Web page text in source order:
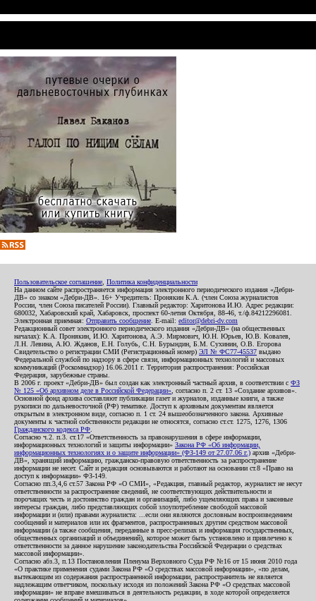
Пользовательское соглашение Политика конфиденциальности
На данном сайте распространяется информация электронного периодического издания «Дебри-
ДВ» со знаком «Дебри-ДВ». 16+ Учредитель: Пронякин К.А. (член Союза журналистов
России, член Союза писателей России). Главный редактор: Харитонова И.Ю. Адрес редакции:
680032, Хабаровский край, Хабаровск, проспект 60-летия Октября, 88-46, т./ф.84212296081.
Электронная приемная: Отправить сообщение . E-mail: editor@debri-dv.com
Редакционный совет электронного периодического издания «Дебри-ДВ» (на общественных
началах): К.А. Пронякин, И.Ю. Харитонова, А.Э. Мирмович, Ю.Н. Юрьев, Ю.В. Ковалев,
Л.Н. Левина, А.Ю. Жданов, Е.Н. Голубь, С.Н. Бурындин, Б.М. Сухинин, О.В. Егорова
Свидетельство о регистрации СМИ (Регистрационный номер) ЭЛ № ФС77-45537 выдано
Федеральной службой по надзору в сфере связи, информационных технологий и массовых
коммуникаций (Роскомнадзор) 16.06.2011 г. Территория распространения: Российская
Федерация, зарубежные страны.
В 2006 г. проект «Дебри-ДВ» был создан как электронный частный архив, в соответствии с ФЗ
№ 125 «Об архивном деле в Российской Федерации» , согласно п. 2 ст. 13 «Создание архивов».
Основной фонд архива составляют публикации газет и журналов, изданные книги, а также
рукописи по дальневосточной (РФ) тематике. Доступ к архивным документам является
открытым в электронном виде, согласно п. 1 ст. 24 вышеобозначенного закона. Архивные
документы к частной собственности редакции не относятся, согласно ст.ст. 1275, 1276, 1306
Гражданского кодекса РФ
Согласно ч.2. п.3. ст.17 «Ответственность за правонарушения в сфере информации,
информационных технологий и защиты информации» Закона РФ «Об информации,
информационных технологиях и о защите информации» (ФЗ-149 от 27.07.06 г.) архив «Дебри-
ДВ», хранящий информацию, гражданско-правовую ответственность за распространение
информации не несет. Сайт и редакция основываются и работают на основании ст.8 «Право на
доступ к информации» ФЗ-149.
Согласно пп.3,4,6 ст.57 Закона РФ «О СМИ», «Редакция, главный редактор, журналист не несут
ответственности за распространение сведений, не соответствующих действительности и
порочащих честь и достоинство граждан и организаций, либо ущемляющих права и законные
интересы граждан, либо представляющих собой злоупотребление свободой массовой
информации и (или) правами журналиста: ...если они являются дословным воспроизведением
сообщений и материалов или их фрагментов, распространенных другим средством массовой
информации (а также сообщения, переданные в пресс-релизах и информация государственных,
общественных организаций и объединений), которое может быть установлено и привлечено к
ответственности за данное нарушение законодательства Российской Федерации о средствах
массовой информации».
Согласно абз.3, п.13 Постановления Пленума Верховного Суда РФ №16 от 15 июня 2010 года
«О практике применения судами Закона РФ «О средствах массовой информации», «по делам,
вытекающим из содержания распространенной информации, распространитель не является
надлежащим ответчиком, поскольку исходя из положений Закона РФ «О средствах массовой
информации» не вправе вмешиваться в деятельность редакции, в ходе которой определяется